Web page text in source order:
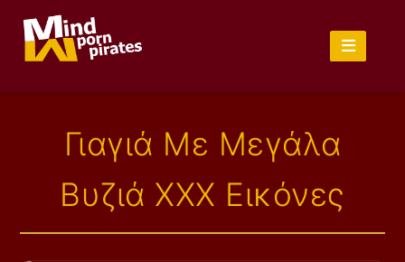
Γιαγιά Με Μεγάλα
Βυζιά XXX Εικόνες